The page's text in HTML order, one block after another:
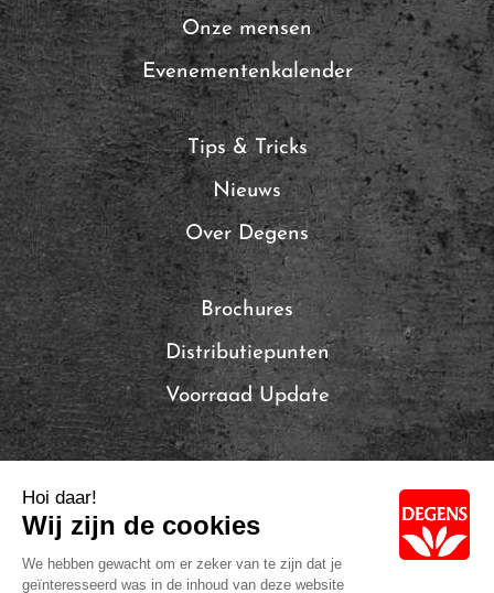
Onze mensen
Evenementenkalender
Tips & Tricks
Nieuws
Over Degens
Brochures
Distributiepunten
Voorraad Update
Local Brands of Solina